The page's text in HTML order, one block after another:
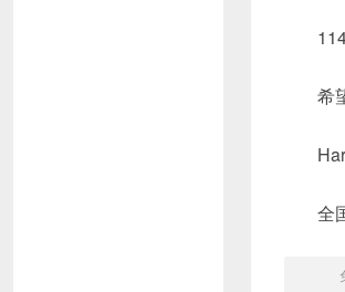
希
全